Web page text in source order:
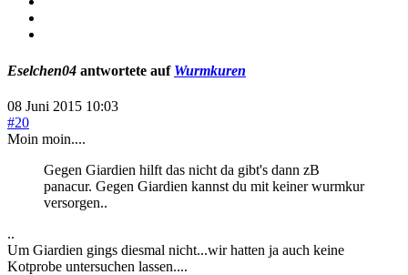
Eselchen04 antwortete auf Wurmkuren
08 Juni 2015 10:03
#20
Moin moin....
Gegen Giardien hilft das nicht da gibt's dann zB
panacur. Gegen Giardien kannst du mit keiner wurmkur
versorgen..
..
Um Giardien gings diesmal nicht...wir hatten ja auch keine
Kotprobe untersuchen lassen....